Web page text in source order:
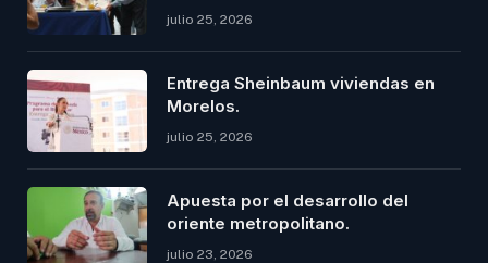
julio 25, 2026
Entrega Sheinbaum viviendas en
Morelos.
julio 25, 2026
Apuesta por el desarrollo del
oriente metropolitano.
julio 23, 2026